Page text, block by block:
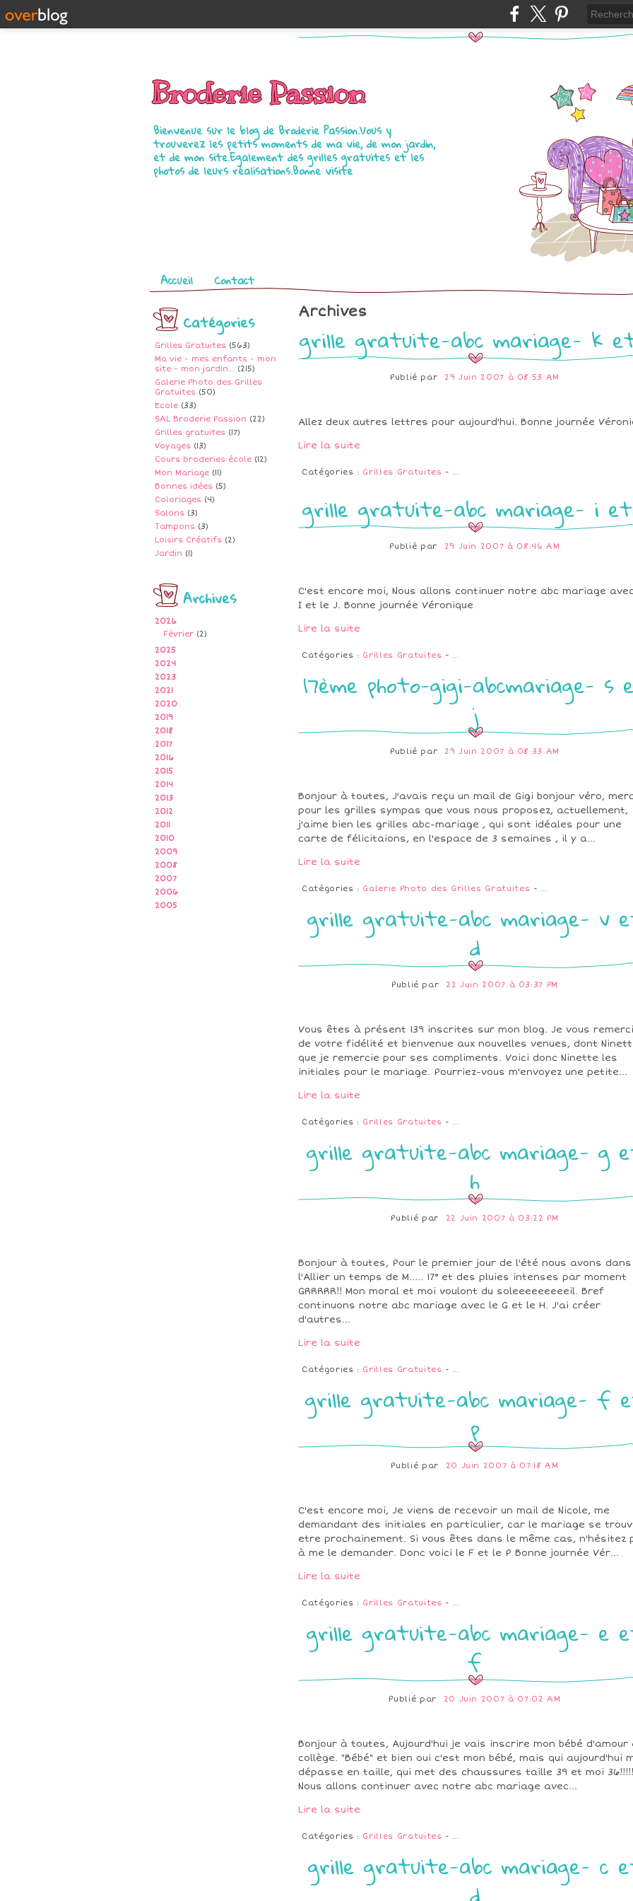
Broderie Passion
Bienvenue sur le blog de Broderie Passion.Vous y
trouverez les petits moments de ma vie, de mon jardin,
et de mon site.Egalement des grilles gratuites et les
photos de leurs réalisations.Bonne visite
Pages
Accueil Contact
Catégories
Grilles Gratuites (563)
Ma vie - mes enfants - mon
site - mon jardin... (215)
Galerie Photo des Grilles
Gratuites (50)
Ecole (33)
SAL Broderie Passion (22)
Grilles gratuites (17)
Voyages (13)
Cours broderies école (12)
Mon Mariage (11)
Bonnes idées (5)
Coloriages (4)
Salons (3)
Tampons (3)
Loisirs Créatifs (2)
Jardin (1)
Archives
2026
Février (2)
2025
2024
2023
2021
2020
2019
2018
2017
2016
2015
2014
2013
2012
2011
2010
2009
2008
2007
2006
2005
Archives
grille gratuite-abc mariage- k
Publié par 29 Juin 2007 à 08:53 AM
Allez deux autres lettres pour aujourd'hui. Bonne journée
Lire la suite
Catégories : Grilles Gratuites - …
grille gratuite-abc mariage- i
Publié par 29 Juin 2007 à 08:46 AM
C'est encore moi, Nous allons continuer notre abc mariage
I et le J. Bonne journée Véronique
Lire la suite
Catégories : Grilles Gratuites - …
17ème photo-gigi-abcmariage- s
j
Publié par 29 Juin 2007 à 08:33 AM
Bonjour à toutes, J'avais reçu un mail de Gigi bonjour véro,
pour les grilles sympas que vous nous proposez, actuellement,
j'aime bien les grilles abc-mariage , qui sont idéales pour une
carte de félicitaions, en l'espace de 3 semaines , il y a...
Lire la suite
Catégories : Galerie Photo des Grilles Gratuites - …
grille gratuite-abc mariage- v
d
Publié par 22 Juin 2007 à 03:37 PM
Vous êtes à présent 139 inscrites sur mon blog. Je vous
de votre fidélité et bienvenue aux nouvelles venues, dont
que je remercie pour ses compliments. Voici donc Ninette les
initiales pour le mariage. Pourriez-vous m'envoyez une petite...
Lire la suite
Catégories : Grilles Gratuites - …
grille gratuite-abc mariage- g
h
Publié par 22 Juin 2007 à 03:22 PM
Bonjour à toutes, Pour le premier jour de l'été nous avons dans
l'Allier un temps de M..... 17° et des pluies intenses par moment
GRRRRR!! Mon moral et moi voulont du soleeeeeeeeeil. Bref
continuons notre abc mariage avec le G et le H. J'ai créer
d'autres...
Lire la suite
Catégories : Grilles Gratuites - …
grille gratuite-abc mariage- f
p
Publié par 20 Juin 2007 à 07:18 AM
C'est encore moi, Je viens de recevoir un mail de Nicole, me
demandant des initiales en particulier, car le mariage se
etre prochainement. Si vous êtes dans le même cas, n'hésitez
à me le demander. Donc voici le F et le P Bonne journée Vér...
Lire la suite
Catégories : Grilles Gratuites - …
grille gratuite-abc mariage- e
f
Publié par 20 Juin 2007 à 07:02 AM
Bonjour à toutes, Aujourd'hui je vais inscrire mon bébé d'amour
collège. "Bébé" et bien oui c'est mon bébé, mais qui aujourd'hui
dépasse en taille, qui met des chaussures taille 39 et moi 36!!!!!
Nous allons continuer avec notre abc mariage avec...
Lire la suite
Catégories : Grilles Gratuites - …
grille gratuite-abc mariage- c